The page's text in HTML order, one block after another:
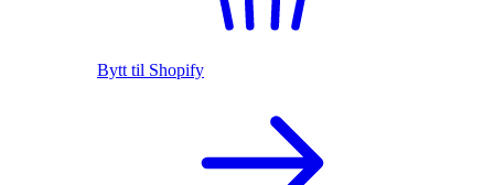
Bytt til Shopify